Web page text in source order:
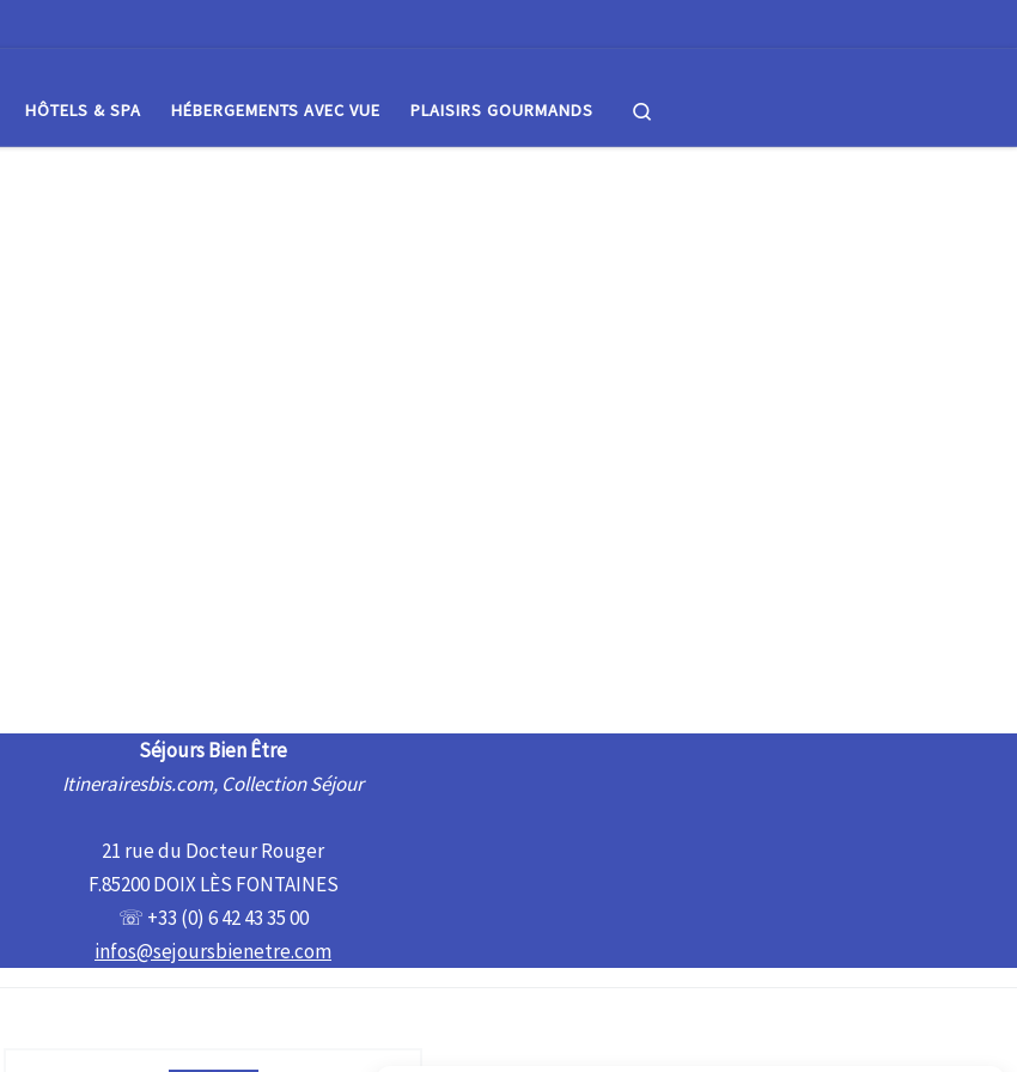
HÔTELS & SPA HÉBERGEMENTS AVEC VUE PLAISIRS GOURMANDS
Séjours Bien Être
Itinerairesbis.com, Collection Séjour
21 rue du Docteur Rouger
F.85200 DOIX LÈS FONTAINES
☏ +33 (0) 6 42 43 35 00
infos@sejoursbienetre.com